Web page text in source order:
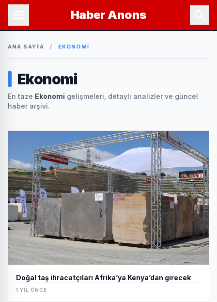
Haber Anons
ANA SAYFA / EKONOMI
Ekonomi
En taze Ekonomi gelişmeleri, detaylı analizler ve güncel
haber arşivi.
Doğal taş ihracatçıları Afrika’ya Kenya’dan girecek
1 YIL ÖNCE